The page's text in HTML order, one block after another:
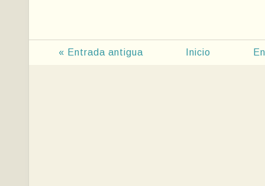
« Entrada antigua Inicio